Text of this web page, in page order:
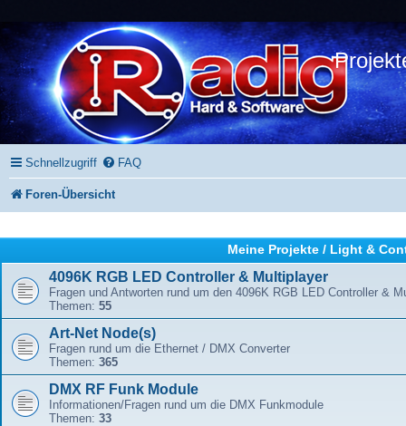
Schnellzugriff FAQ
Foren-Übersicht
Meine Projekte / Light &
4096K RGB LED Controller & Multiplayer
Fragen und Antworten rund um den 4096K RGB LED Controller &
Themen: 55
Art-Net Node(s)
Fragen rund um die Ethernet / DMX Converter
Themen: 365
DMX RF Funk Module
Informationen/Fragen rund um die DMX Funkmodule
Themen: 33